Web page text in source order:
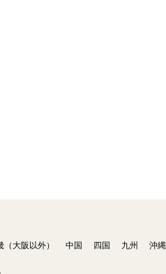
（大阪以外） 中国 四国 九州
沖縄